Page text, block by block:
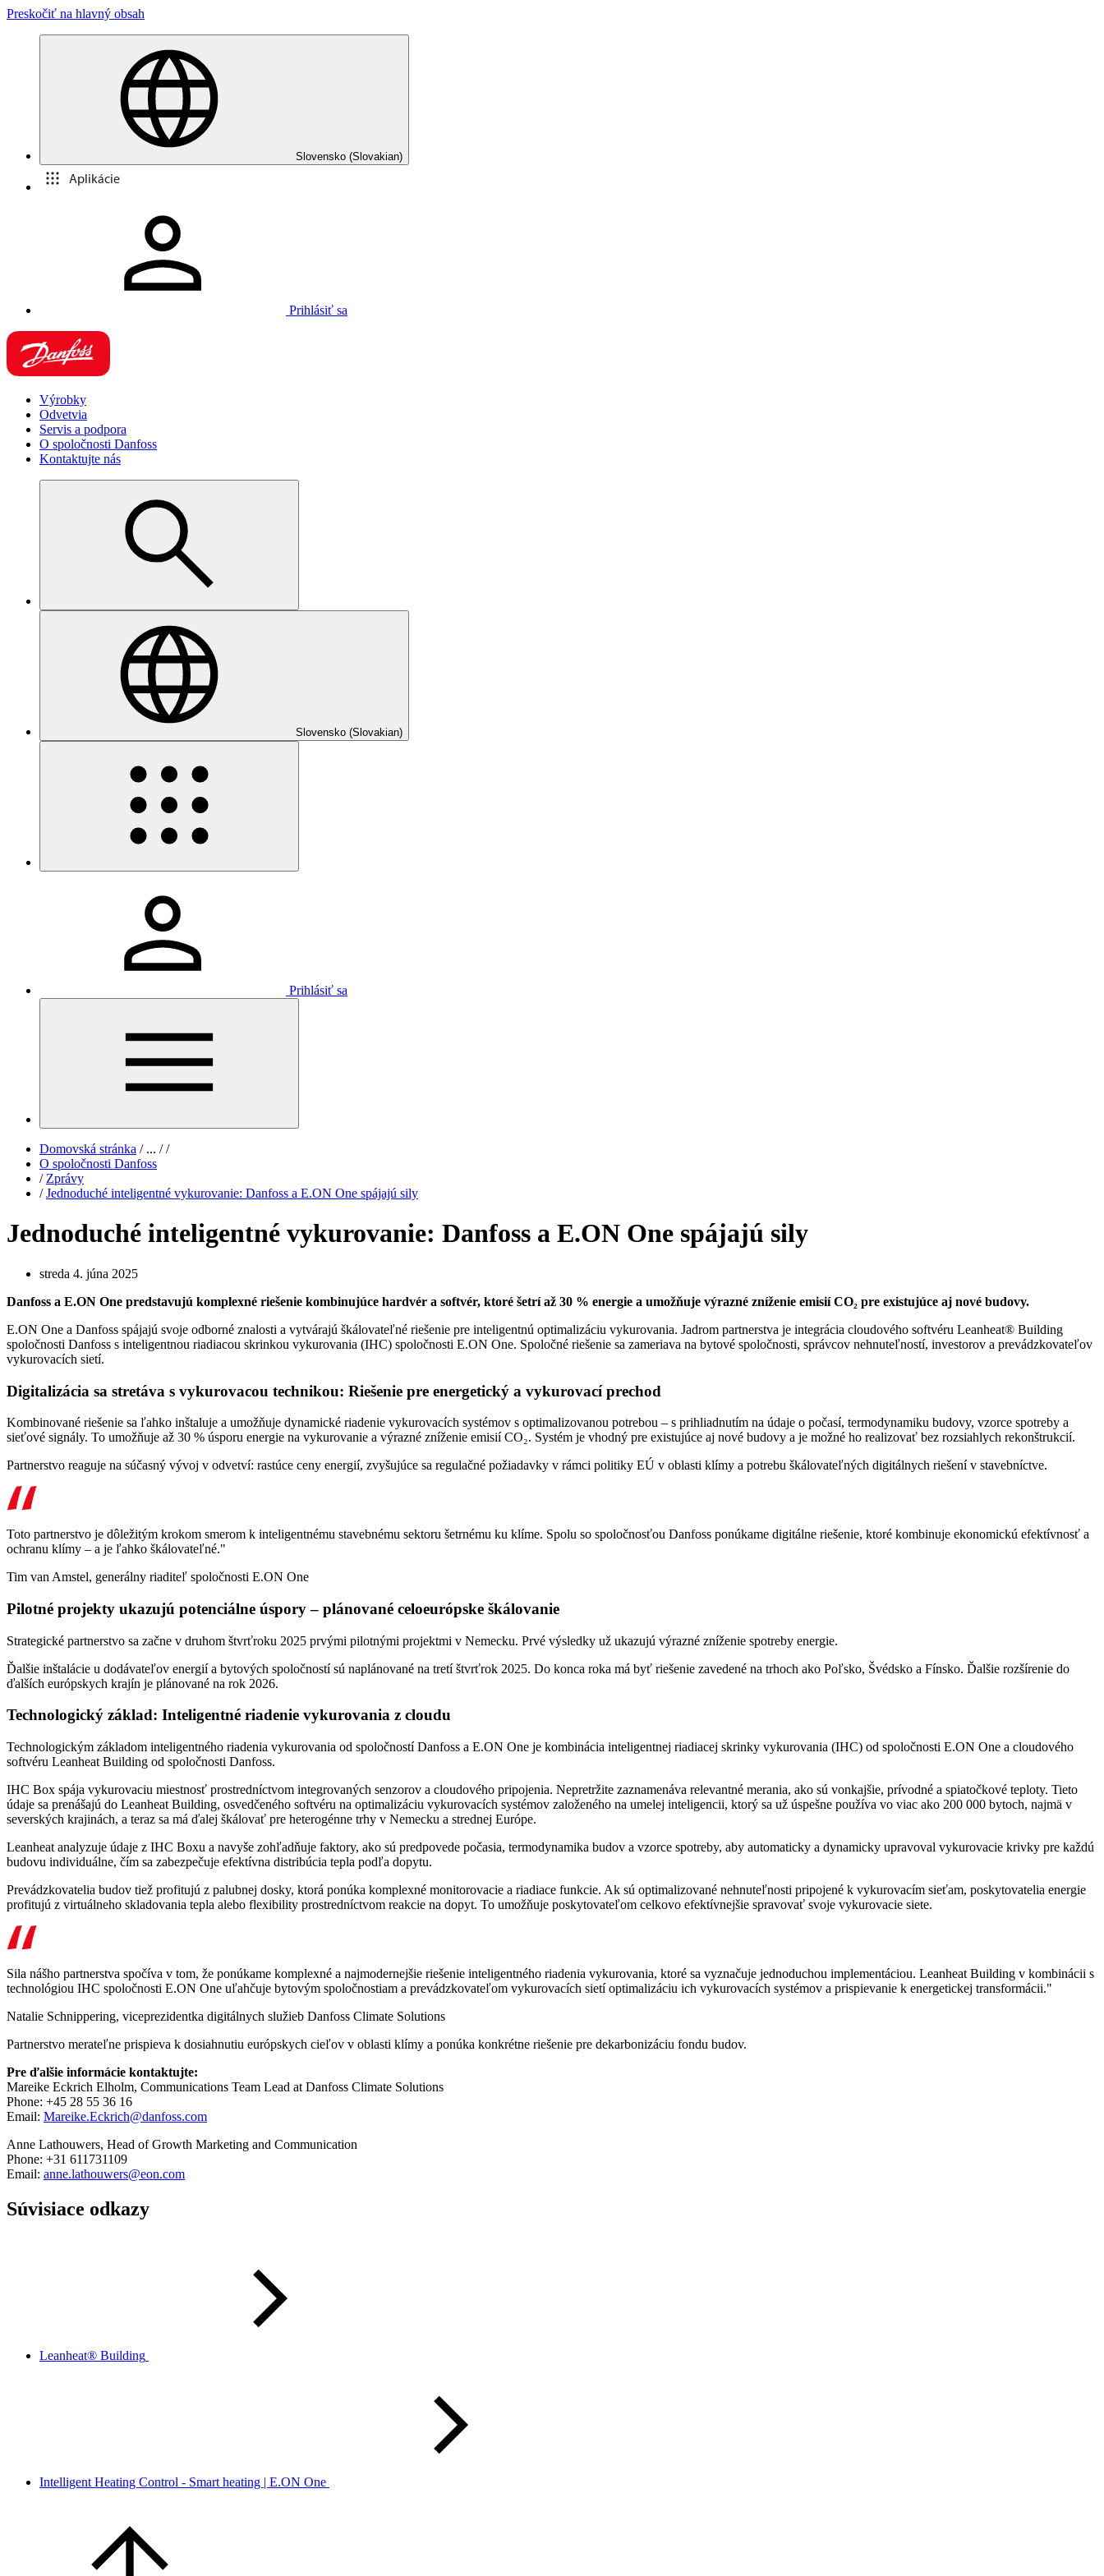
Preskočiť na hlavný obsah
Slovensko (Slovakian)
Aplikácie
Prihlásiť sa
Výrobky
Odvetvia
Servis a podpora
O spoločnosti Danfoss
Kontaktujte nás
Slovensko (Slovakian)
Prihlásiť sa
Domovská stránka /... / /
O spoločnosti Danfoss
/ Zprávy
/ Jednoduché inteligentné vykurovanie: Danfoss a E.ON One spájajú sily
Jednoduché inteligentné vykurovanie: Danfoss a E.ON One spájajú sily
streda 4. júna 2025
Danfoss a E.ON One predstavujú komplexné riešenie kombinujúce hardvér a softvér, ktoré šetrí až 30 % energie a umožňuje výrazné zníženie emisií CO₂ pre existujúce aj nové budovy.
E.ON One a Danfoss spájajú svoje odborné znalosti a vytvárajú škálovateľné riešenie pre inteligentnú optimalizáciu vykurovania. Jadrom partnerstva je integrácia cloudového softvéru Leanheat® Building
spoločnosti Danfoss s inteligentnou riadiacou skrinkou vykurovania (IHC) spoločnosti E.ON One. Spoločné riešenie sa zameriava na bytové spoločnosti, správcov nehnuteľností, investorov a prevádzkovateľov
vykurovacích sietí.
Digitalizácia sa stretáva s vykurovacou technikou: Riešenie pre energetický a vykurovací prechod
Kombinované riešenie sa ľahko inštaluje a umožňuje dynamické riadenie vykurovacích systémov s optimalizovanou potrebou – s prihliadnutím na údaje o počasí, termodynamiku budovy, vzorce spotreby a
sieťové signály. To umožňuje až 30 % úsporu energie na vykurovanie a výrazné zníženie emisií CO₂. Systém je vhodný pre existujúce aj nové budovy a je možné ho realizovať bez rozsiahlych rekonštrukcií.
Partnerstvo reaguje na súčasný vývoj v odvetví: rastúce ceny energií, zvyšujúce sa regulačné požiadavky v rámci politiky EÚ v oblasti klímy a potrebu škálovateľných digitálnych riešení v stavebníctve.
Toto partnerstvo je dôležitým krokom smerom k inteligentnému stavebnému sektoru šetrnému ku klíme. Spolu so spoločnosťou Danfoss ponúkame digitálne riešenie, ktoré kombinuje ekonomickú efektívnosť a
ochranu klímy – a je ľahko škálovateľné."
Tim van Amstel, generálny riaditeľ spoločnosti E.ON One
Pilotné projekty ukazujú potenciálne úspory – plánované celoeurópske škálovanie
Strategické partnerstvo sa začne v druhom štvrťroku 2025 prvými pilotnými projektmi v Nemecku. Prvé výsledky už ukazujú výrazné zníženie spotreby energie.
Ďalšie inštalácie u dodávateľov energií a bytových spoločností sú naplánované na tretí štvrťrok 2025. Do konca roka má byť riešenie zavedené na trhoch ako Poľsko, Švédsko a Fínsko. Ďalšie rozšírenie do
ďalších európskych krajín je plánované na rok 2026.
Technologický základ: Inteligentné riadenie vykurovania z cloudu
Technologickým základom inteligentného riadenia vykurovania od spoločností Danfoss a E.ON One je kombinácia inteligentnej riadiacej skrinky vykurovania (IHC) od spoločnosti E.ON One a cloudového
softvéru Leanheat Building od spoločnosti Danfoss.
IHC Box spája vykurovaciu miestnosť prostredníctvom integrovaných senzorov a cloudového pripojenia. Nepretržite zaznamenáva relevantné merania, ako sú vonkajšie, prívodné a spiatočkové teploty. Tieto
údaje sa prenášajú do Leanheat Building, osvedčeného softvéru na optimalizáciu vykurovacích systémov založeného na umelej inteligencii, ktorý sa už úspešne používa vo viac ako 200 000 bytoch, najmä v
severských krajinách, a teraz sa má ďalej škálovať pre heterogénne trhy v Nemecku a strednej Európe.
Leanheat analyzuje údaje z IHC Boxu a navyše zohľadňuje faktory, ako sú predpovede počasia, termodynamika budov a vzorce spotreby, aby automaticky a dynamicky upravoval vykurovacie krivky pre každú
budovu individuálne, čím sa zabezpečuje efektívna distribúcia tepla podľa dopytu.
Prevádzkovatelia budov tiež profitujú z palubnej dosky, ktorá ponúka komplexné monitorovacie a riadiace funkcie. Ak sú optimalizované nehnuteľnosti pripojené k vykurovacím sieťam, poskytovatelia energie
profitujú z virtuálneho skladovania tepla alebo flexibility prostredníctvom reakcie na dopyt. To umožňuje poskytovateľom celkovo efektívnejšie spravovať svoje vykurovacie siete.
Sila nášho partnerstva spočíva v tom, že ponúkame komplexné a najmodernejšie riešenie inteligentného riadenia vykurovania, ktoré sa vyznačuje jednoduchou implementáciou. Leanheat Building v kombinácii s
technológiou IHC spoločnosti E.ON One uľahčuje bytovým spoločnostiam a prevádzkovateľom vykurovacích sietí optimalizáciu ich vykurovacích systémov a prispievanie k energetickej transformácii."
Natalie Schnippering, viceprezidentka digitálnych služieb Danfoss Climate Solutions
Partnerstvo merateľne prispieva k dosiahnutiu európskych cieľov v oblasti klímy a ponúka konkrétne riešenie pre dekarbonizáciu fondu budov.
Pre ďalšie informácie kontaktujte:
Mareike Eckrich Elholm, Communications Team Lead at Danfoss Climate Solutions
Phone: +45 28 55 36 16
Email: Mareike.Eckrich@danfoss.com
Anne Lathouwers, Head of Growth Marketing and Communication
Phone: +31 611731109
Email: anne.lathouwers@eon.com
Súvisiace odkazy
Leanheat® Building
Intelligent Heating Control - Smart heating | E.ON One